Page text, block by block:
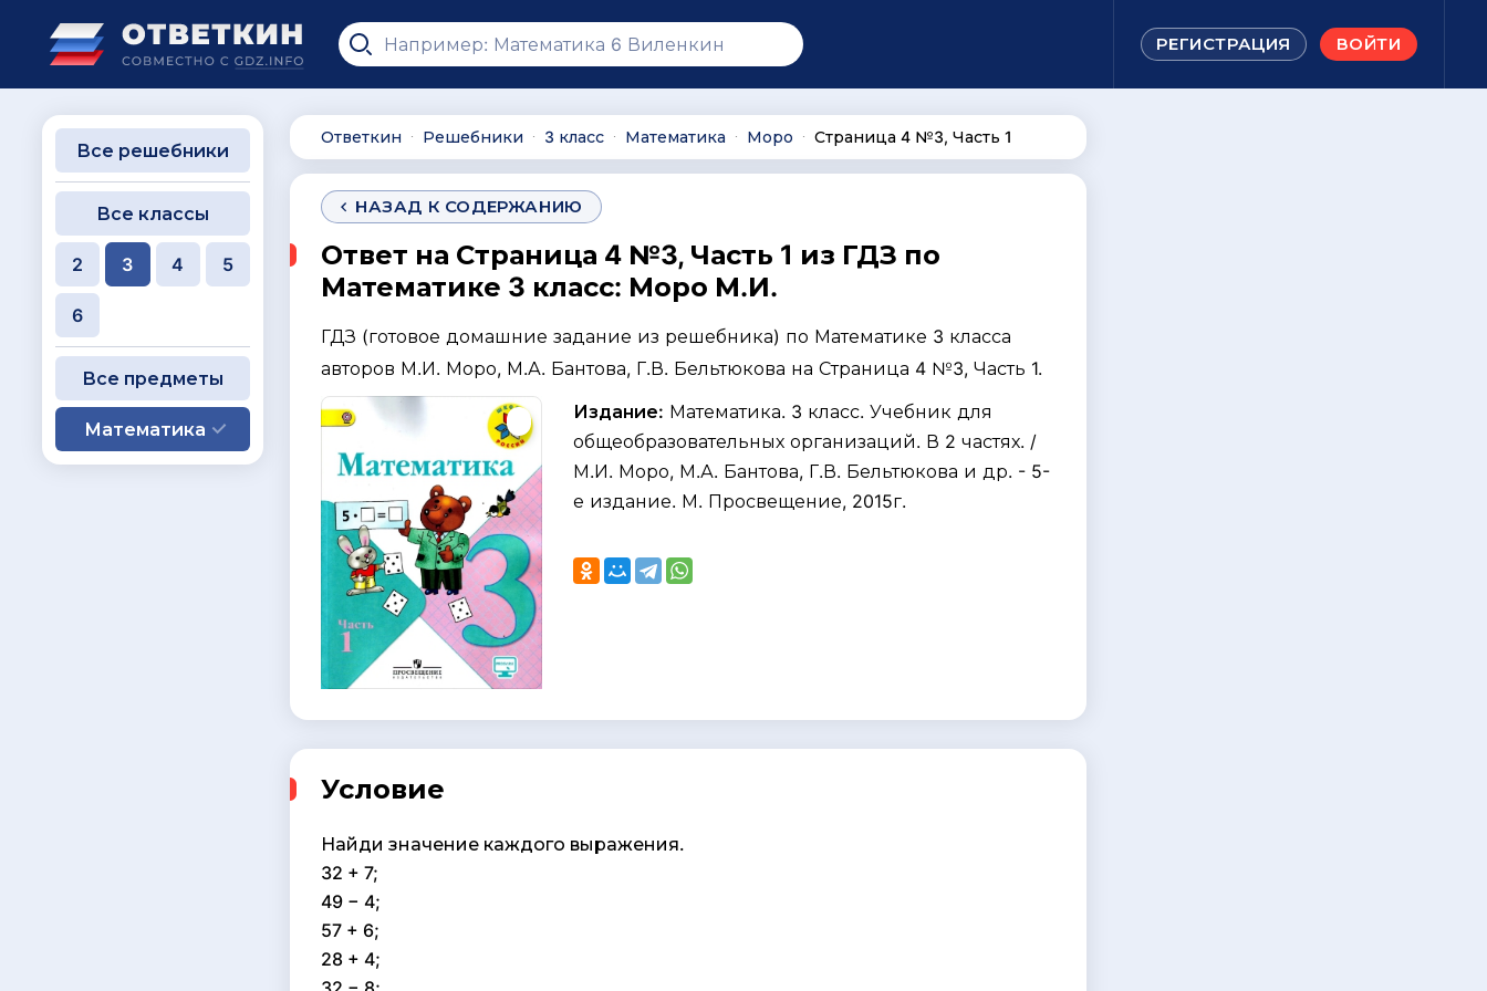
РЕГИСТРАЦИЯ ВОЙТИ
Ответкин ∙ Решебники ∙ 3 класс ∙ Математика ∙ Моро ∙ Страница 4 №3, Часть 1
НАЗАД К СОДЕРЖАНИЮ
Ответ на Страница 4 №3, Часть 1 из ГДЗ по
Математике 3 класс: Моро М.И.
ГДЗ (готовое домашние задание из решебника) по Математике 3 класса
авторов М.И. Моро, М.А. Бантова, Г.В. Бельтюкова на Страница 4 №3, Часть 1.
Издание: Математика. 3 класс. Учебник для
общеобразовательных организаций. В 2 частях. /
М.И. Моро, М.А. Бантова, Г.В. Бельтюкова и др. - 5-
е издание. М. Просвещение, 2015г.
Условие
Найди значение каждого выражения.
32 + 7;
49 − 4;
57 + 6;
28 + 4;
Все решебники
Все классы
2 3 4 5
6
Все предметы
Математика